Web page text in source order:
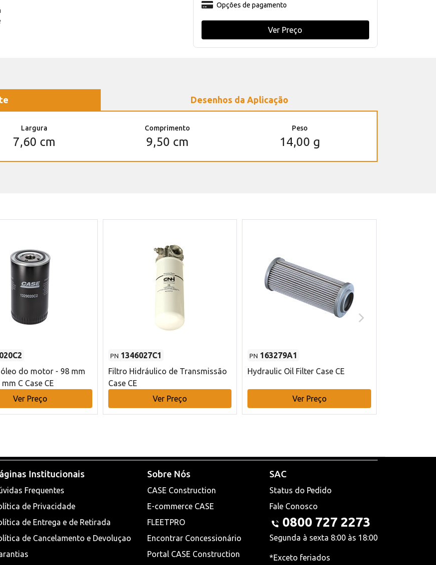
Opções de pagamento
Ver Preço
Desenhos da Aplicação
Largura
7,60 cm
Comprimento
9,50 cm
Peso
14,00 g
do motor - 98 mm
C Case CE
Ver Preço
PN 1346027C1
Filtro Hidráulico de Transmissão
Case CE
Ver Preço
PN 163279A1
Hydraulic Oil Filter Case CE
Ver Preço
Institucionais
Frequentes
de Privacidade
de Entrega e de Retirada
de Cancelamento e Devoluçao
Sobre Nós
CASE Construction
E-commerce CASE
FLEETPRO
Encontrar Concessionário
Portal CASE Construction
SAC
Status do Pedido
Fale Conosco
0800 727 2273
Segunda à sexta 8:00 às 18:00
*Exceto feriados